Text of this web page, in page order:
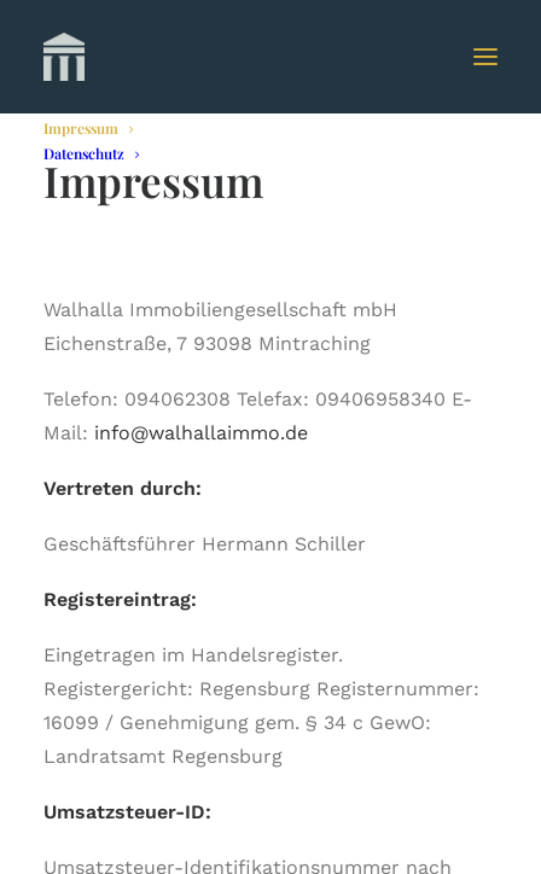
Impressum
Datenschutz
Impressum
Walhalla Immobiliengesellschaft mbH
Eichenstraße, 7 93098 Mintraching
Telefon: 094062308 Telefax: 09406958340 E-
Mail: info@walhallaimmo.de
Vertreten durch:
Geschäftsführer Hermann Schiller
Registereintrag:
Eingetragen im Handelsregister.
Registergericht: Regensburg Registernummer:
16099 / Genehmigung gem. § 34 c GewO:
Landratsamt Regensburg
Umsatzsteuer-ID:
Umsatzsteuer-Identifikationsnummer nach